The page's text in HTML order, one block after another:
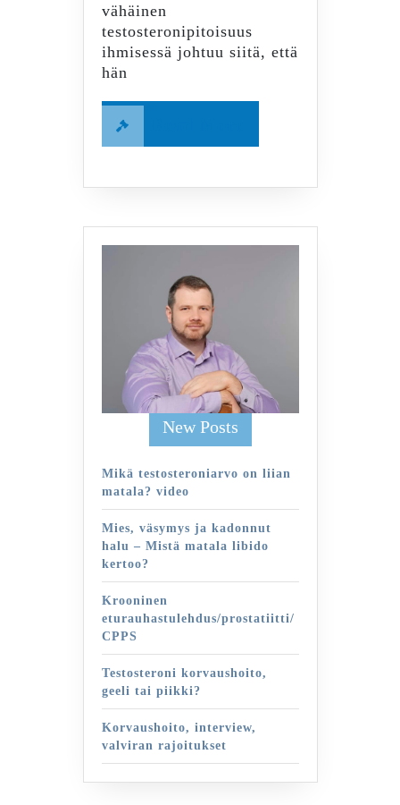
vähäinen
testosteronipitoisuus
ihmisessä johtuu siitä, että
hän
More
New Posts
Mikä testosteroniarvo on liian
matala? video
Mies, väsymys ja kadonnut
halu – Mistä matala libido
kertoo?
Krooninen
eturauhastulehdus/prostatiitti/
CPPS
Testosteroni korvaushoito,
geeli tai piikki?
Korvaushoito, interview,
valviran rajoitukset